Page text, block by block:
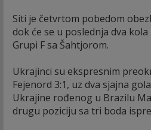
Siti je četvrtom pobedom
dok će se u poslednja dva
Grupi F sa Šahtjorom.
Ukrajinci su ekspresnim
Fejenord 3:1, uz dva sjajna
Ukrajine rođenog u Brazilu
drugu poziciju sa tri boda